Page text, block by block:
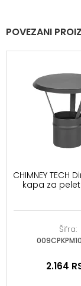
POVEZANI
CHIMNEY TECH
kapa za pelet
Šifra:
2.164